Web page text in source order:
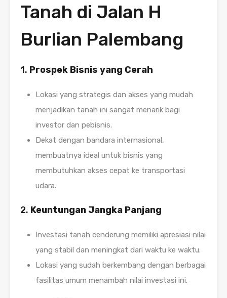
Tanah di Jalan H
Burlian Palembang
1. Prospek Bisnis yang Cerah
Lokasi yang strategis dan akses yang mudah
menjadikan tanah ini sangat menarik bagi
investor dan pebisnis.
Dekat dengan bandara internasional,
membuatnya ideal untuk bisnis yang
membutuhkan akses cepat ke transportasi
udara.
2. Keuntungan Jangka Panjang
Investasi tanah cenderung memiliki apresiasi nilai
yang stabil dan meningkat dari waktu ke waktu.
Lokasi yang sudah berkembang dengan berbagai
fasilitas umum menambah nilai investasi ini.